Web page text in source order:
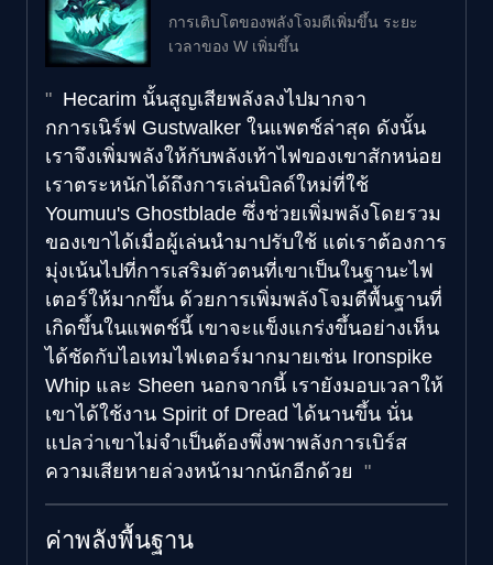
การเติบโตของพลังโจมตีเพิ่มขึ้น ระยะ
เวลาของ W เพิ่มขึ้น
Hecarim นั้นสูญเสียพลังลงไปมากจา
กการเนิร์ฟ Gustwalker ในแพตช์ล่าสุด ดังนั้น
เราจึงเพิ่มพลังให้กับพลังเท้าไฟของเขาสักหน่อย
เราตระหนักได้ถึงการเล่นบิลด์ใหม่ที่ใช้
Youmuu's Ghostblade ซึ่งช่วยเพิ่มพลังโดยรวม
ของเขาได้เมื่อผู้เล่นนำมาปรับใช้ แต่เราต้องการ
มุ่งเน้นไปที่การเสริมตัวตนที่เขาเป็นในฐานะไฟ
เตอร์ให้มากขึ้น ด้วยการเพิ่มพลังโจมตีพื้นฐานที่
เกิดขึ้นในแพตช์นี้ เขาจะแข็งแกร่งขึ้นอย่างเห็น
ได้ชัดกับไอเทมไฟเตอร์มากมายเช่น Ironspike
Whip และ Sheen นอกจากนี้ เรายังมอบเวลาให้
เขาได้ใช้งาน Spirit of Dread ได้นานขึ้น นั่น
แปลว่าเขาไม่จำเป็นต้องพึ่งพาพลังการเบิร์ส
ความเสียหายล่วงหน้ามากนักอีกด้วย
ค่าพลังพื้นฐาน